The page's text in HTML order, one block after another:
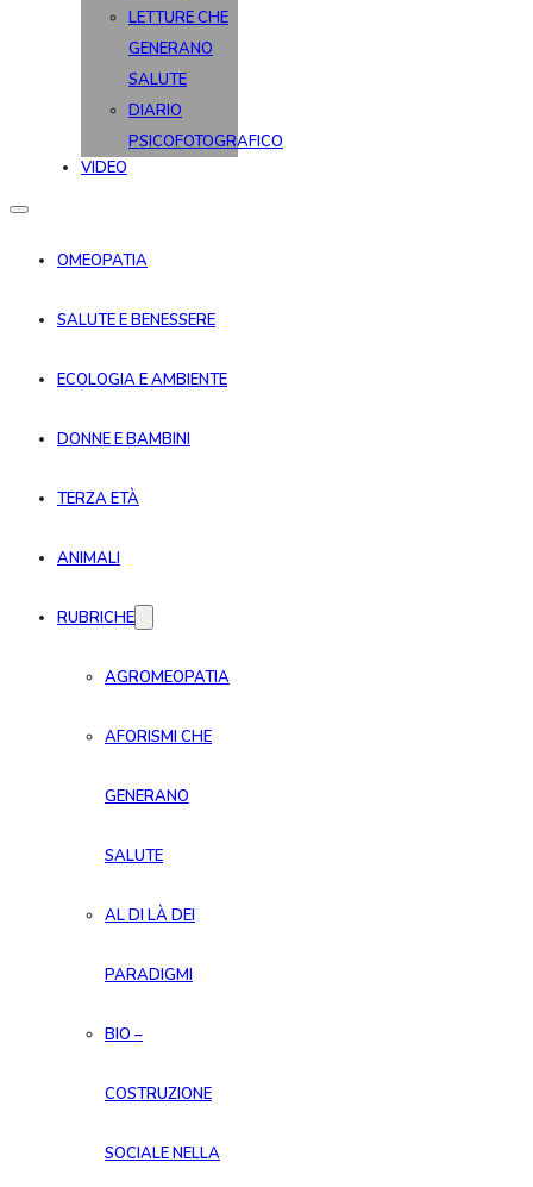
LETTURE CHE
GENERANO
SALUTE
DIARIO
PSICOFOTOGRAFICO
VIDEO
OMEOPATIA
SALUTE E BENESSERE
ECOLOGIA E AMBIENTE
DONNE E BAMBINI
TERZA ETÀ
ANIMALI
RUBRICHE
AGROMEOPATIA
AFORISMI CHE
GENERANO
SALUTE
AL DI LÀ DEI
PARADIGMI
BIO –
COSTRUZIONE
SOCIALE NELLA